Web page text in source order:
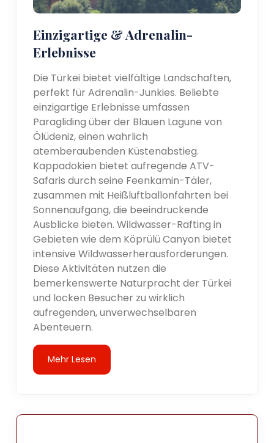
Einzigartige & Adrenalin-
Erlebnisse
Die Türkei bietet vielfältige Landschaften,
perfekt für Adrenalin-Junkies. Beliebte
einzigartige Erlebnisse umfassen
Paragliding über der Blauen Lagune von
Ölüdeniz, einen wahrlich
atemberaubenden Küstenabstieg.
Kappadokien bietet aufregende ATV-
Safaris durch seine Feenkamin-Täler,
zusammen mit Heißluftballonfahrten bei
Sonnenaufgang, die beeindruckende
Ausblicke bieten. Wildwasser-Rafting in
Gebieten wie dem Köprülü Canyon bietet
intensive Wildwasserherausforderungen.
Diese Aktivitäten nutzen die
bemerkenswerte Naturpracht der Türkei
und locken Besucher zu wirklich
aufregenden, unverwechselbaren
Abenteuern.
Mehr Lesen